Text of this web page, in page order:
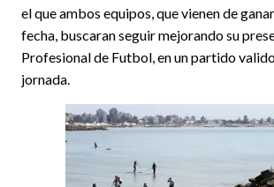
el que ambos equipos, que vienen de
fecha, buscaran seguir mejorando su
Profesional de Futbol, en un partido
jornada.